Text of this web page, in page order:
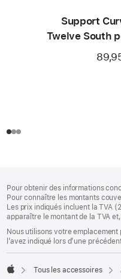
Support
Twelve South
de
page
de
bas
de
Pour obtenir des informations
Pour connaître les montants
Les prix indiqués incluent la TVA
apparaître le montant de la TVA
Nous utilisons votre
l’avez indiqué lors d’une
Tous les accessoires